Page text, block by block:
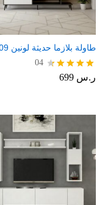
طاولة بلازما حديثة لونين 09
تم التقييم
04
ر.س